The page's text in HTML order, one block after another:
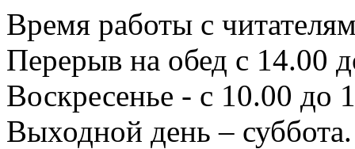
Время работы с
Перерыв на обед с 14.00
Воскресенье - с 10.00 до
Выходной день – суббота.